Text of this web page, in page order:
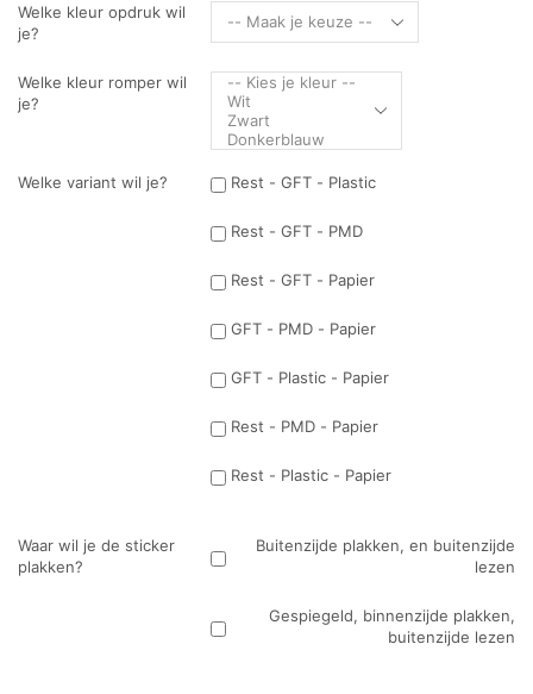
Welke kleur opdruk wil
je?
Welke kleur romper wil
je?
Welke variant wil je? Rest - GFT - Plastic
Rest - GFT - PMD
Rest - GFT - Papier
GFT - PMD - Papier
GFT - Plastic - Papier
Rest - PMD - Papier
Rest - Plastic - Papier
Waar wil je de sticker
plakken?
Buitenzijde plakken, en buitenzijde
lezen
Gespiegeld, binnenzijde plakken,
buitenzijde lezen